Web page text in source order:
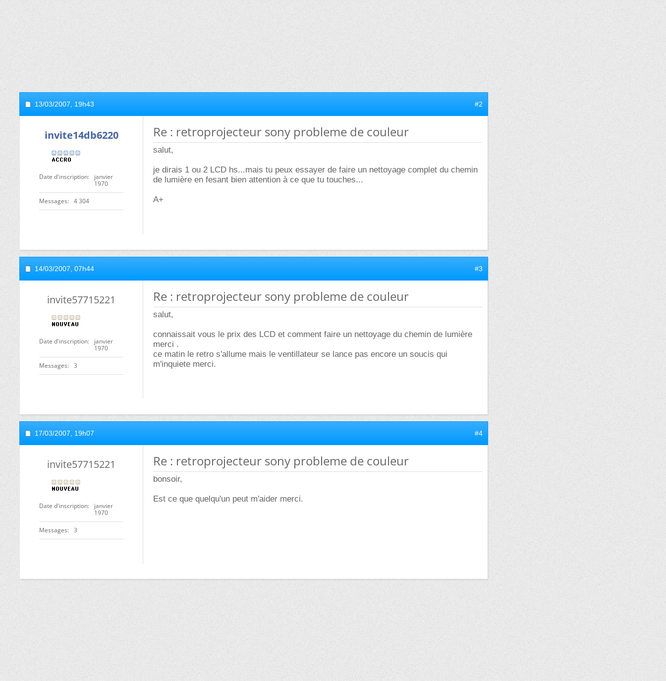
13/03/2007, 19h43 #2
invite14db6220
Date d'inscription
janvier
1970
Messages 4 304
Re : retroprojecteur sony probleme de couleur
salut,
je dirais 1 ou 2 LCD hs...mais tu peux essayer de faire un nettoyage complet du chemin
de lumière en fesant bien attention à ce que tu touches...
A+
14/03/2007, 07h44 #3
invite57715221
Date d'inscription
janvier
1970
Messages 3
Re : retroprojecteur sony probleme de couleur
salut,
connaissait vous le prix des LCD et comment faire un nettoyage du chemin de lumière
merci .
ce matin le retro s'allume mais le ventillateur se lance pas encore un soucis qui
m'inquiete merci.
17/03/2007, 19h07 #4
invite57715221
Date d'inscription
janvier
1970
Messages 3
Re : retroprojecteur sony probleme de couleur
bonsoir,
Est ce que quelqu'un peut m'aider merci.